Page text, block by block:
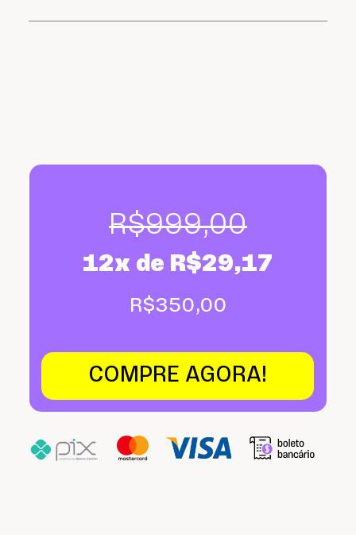
R$999,00
12x de R$29,17
R$350,00
COMPRE AGORA!